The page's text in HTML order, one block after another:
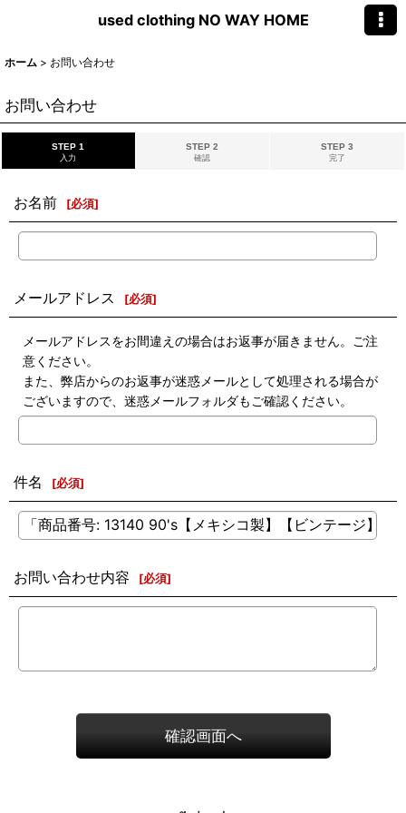
used clothing NO WAY HOME
ホーム > お問い合わせ
お問い合わせ
STEP 1
入力
STEP 2
確認
STEP 3
完了
お名前 [必須]
メールアドレス [必須]
メールアドレスをお間違えの場合はお返事が届きません。ご注
意ください。
また、弊店からのお返事が迷惑メールとして処理される場合が
ございますので、迷惑メールフォルダもご確認ください。
件名 [必須]
お問い合わせ内容 [必須]
確認画面へ